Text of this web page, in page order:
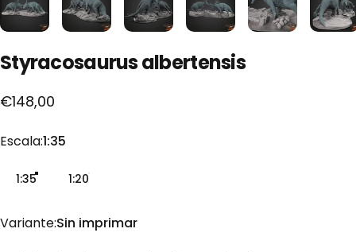
Styracosaurusalbertensis
€148,00
Escala
Escala:1:35
1:35 1:20
Variante
Variante:Sin imprimar